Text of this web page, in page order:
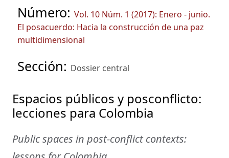
Número: Vol. 10 Núm. 1 (2017): Enero - junio.
El posacuerdo: Hacia la construcción de una paz
multidimensional
Sección: Dossier central
Espacios públicos y posconflicto:
lecciones para Colombia
Public spaces in post-conflict contexts: